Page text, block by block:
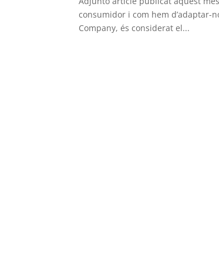
consumidor i com hem d’adaptar-
Company, és considerat el...